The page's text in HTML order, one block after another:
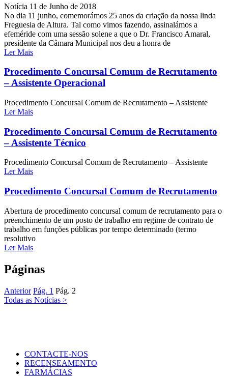
Notícia 11 de Junho de 2018
No dia 11 junho, comemorámos 25 anos da criação da nossa linda
Freguesia de Altura. Tal como vimos fazendo, assinalámos a
efeméride com uma sessão solene a que o Dr. Francisco Amaral,
presidente da Câmara Municipal nos deu a honra de
Ler Mais
Procedimento Concursal Comum de Recrutamento
– Assistente Operacional
Procedimento Concursal Comum de Recrutamento – Assistente
Ler Mais
Procedimento Concursal Comum de Recrutamento
– Assistente Técnico
Procedimento Concursal Comum de Recrutamento – Assistente
Ler Mais
Procedimento Concursal Comum de Recrutamento
Abertura de procedimento concursal comum de recrutamento para o
preenchimento de um posto de trabalho em regime de contrato de
trabalho em funções públicas por tempo determinado (termo
resolutivo
Ler Mais
Páginas
Anterior Pág. 1 Pág. 2
Todas as Notícias >
CONTACTE-NOS
RECENSEAMENTO
FARMÁCIAS